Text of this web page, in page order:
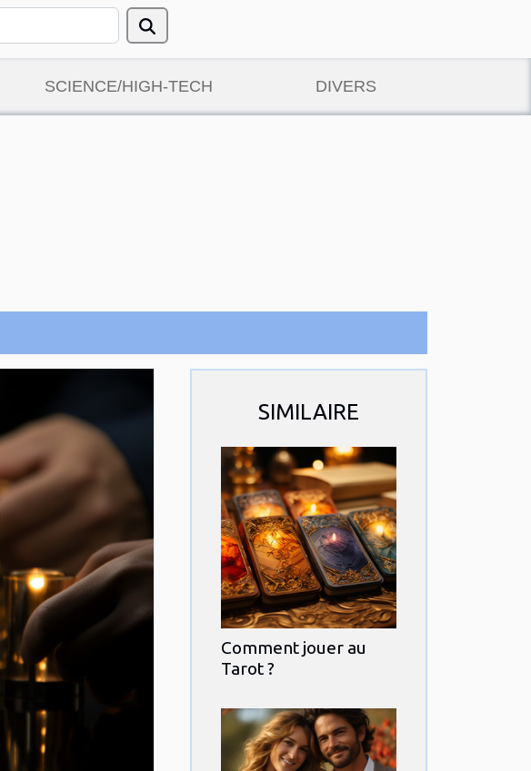
SCIENCE/HIGH-TECH DIVERS
SIMILAIRE
Comment jouer au
Tarot ?